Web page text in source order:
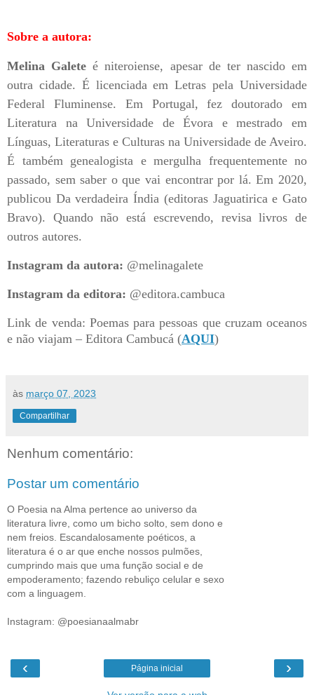
Sobre a autora:
Melina Galete é niteroiense, apesar de ter nascido em
outra cidade. É licenciada em Letras pela Universidade
Federal Fluminense. Em Portugal, fez doutorado em
Literatura na Universidade de Évora e mestrado em
Línguas, Literaturas e Culturas na Universidade de Aveiro.
É também genealogista e mergulha frequentemente no
passado, sem saber o que vai encontrar por lá. Em 2020,
publicou Da verdadeira Índia (editoras Jaguatirica e Gato
Bravo). Quando não está escrevendo, revisa livros de
outros autores.
Instagram da autora: @melinagalete
Instagram da editora: @editora.cambuca
Link de venda: Poemas para pessoas que cruzam oceanos
e não viajam – Editora Cambucá (AQUI)
às março 07, 2023
Compartilhar
Nenhum comentário:
Postar um comentário
O Poesia na Alma pertence ao universo da
literatura livre, como um bicho solto, sem dono e
nem freios. Escandalosamente poéticos, a
literatura é o ar que enche nossos pulmões,
cumprindo mais que uma função social e de
empoderamento; fazendo rebuliço celular e sexo
com a linguagem.
Instagram: @poesianaalmabr
‹ ›
Página inicial